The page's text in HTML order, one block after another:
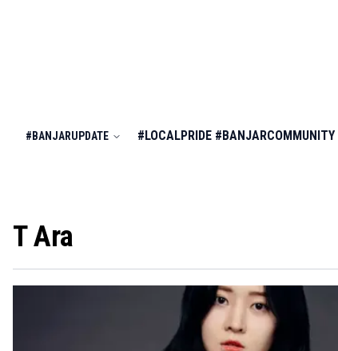
#BANJARUPDATE #LOCALPRIDE #BANJARCOMMUNITY
T Ara